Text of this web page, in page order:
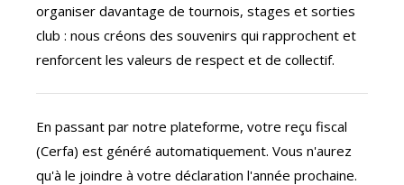
organiser davantage de tournois, stages et sorties
club : nous créons des souvenirs qui rapprochent et
renforcent les valeurs de respect et de collectif.
En passant par notre plateforme, votre reçu fiscal
(Cerfa) est généré automatiquement. Vous n'aurez
qu'à le joindre à votre déclaration l'année prochaine.